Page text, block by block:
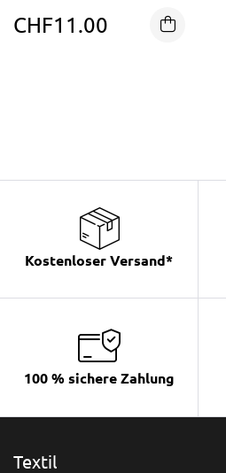
CHF11.00
Kostenloser Versand*
100 % sichere Zahlung
Textil